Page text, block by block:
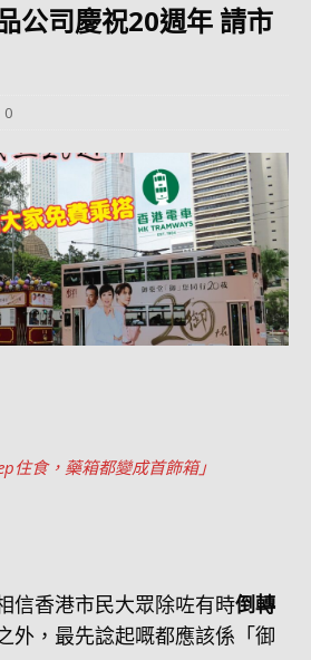
公司慶祝20週年 請市
0
住食，藥箱都變成首飾箱」
信香港市民大眾除咗有時倒轉
外，最先諗起嘅都應該係「御